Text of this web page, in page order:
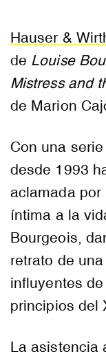
Hauser &
de Louise
Mistress and
de Marion
Con una
desde 1993
aclamada
íntima a la
Bourgeois,
retrato de
influyentes
principios del
La asistencia